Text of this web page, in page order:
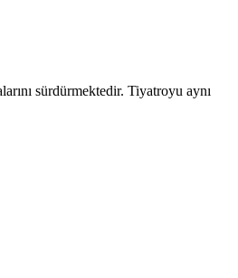
sürdürmektedir. Tiyatroyu aynı